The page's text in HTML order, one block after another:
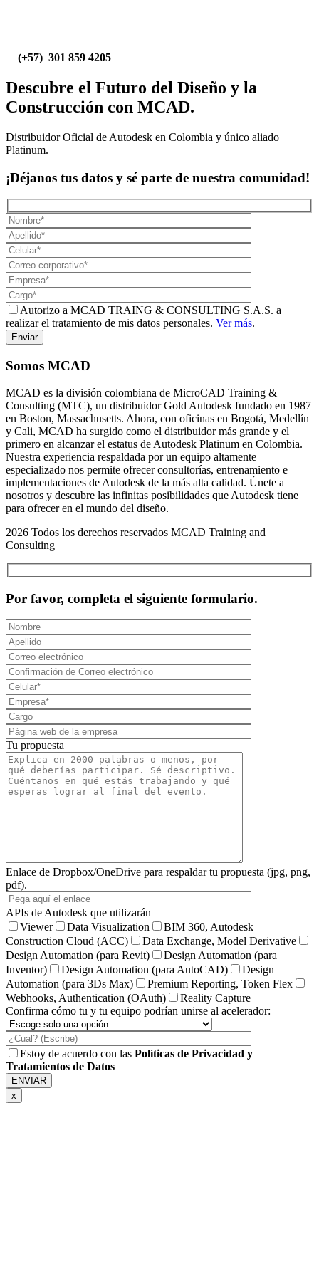
(+57) 301 859 4205
Descubre el Futuro del Diseño y la
Construcción con MCAD.
Distribuidor Oficial de Autodesk en Colombia y único aliado
Platinum.
¡Déjanos tus datos y sé parte de nuestra comunidad!
Autorizo a MCAD TRAING & CONSULTING S.A.S. a
realizar el tratamiento de mis datos personales. Ver más.
Somos MCAD
MCAD es la división colombiana de MicroCAD Training &
Consulting (MTC), un distribuidor Gold Autodesk fundado en 1987
en Boston, Massachusetts. Ahora, con oficinas en Bogotá, Medellín
y Cali, MCAD ha surgido como el distribuidor más grande y el
primero en alcanzar el estatus de Autodesk Platinum en Colombia.
Nuestra experiencia respaldada por un equipo altamente
especializado nos permite ofrecer consultorías, entrenamiento e
implementaciones de Autodesk de la más alta calidad. Únete a
nosotros y descubre las infinitas posibilidades que Autodesk tiene
para ofrecer en el mundo del diseño.
2026 Todos los derechos reservados MCAD Training and
Consulting
Por favor, completa el siguiente formulario.
Tu propuesta
Enlace de Dropbox/OneDrive para respaldar tu propuesta (jpg, png,
pdf).
APIs de Autodesk que utilizarán
Viewer
Data Visualization
BIM 360, Autodesk
Construction Cloud (ACC)
Data Exchange, Model Derivative
Design Automation (para Revit)
Design Automation (para
Inventor)
Design Automation (para AutoCAD)
Design
Automation (para 3Ds Max)
Premium Reporting, Token Flex
Webhooks, Authentication (OAuth)
Reality Capture
Confirma cómo tu y tu equipo podrían unirse al acelerador:
Estoy de acuerdo con las Políticas de Privacidad y
Tratamientos de Datos
x